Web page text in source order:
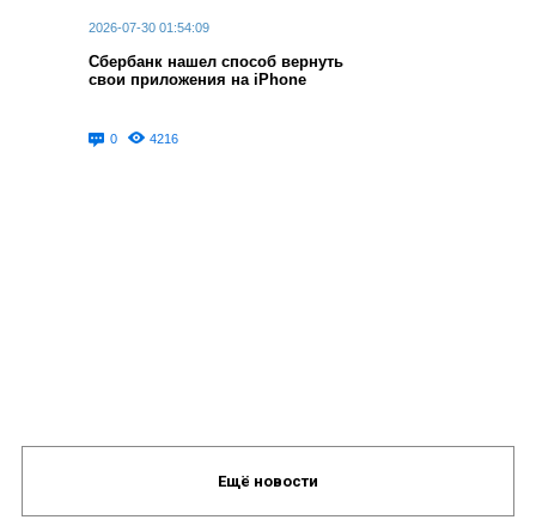
2026-07-30 01:54:09
Сбербанк нашел способ вернуть
свои приложения на iPhone
0 4216
Ещё новости